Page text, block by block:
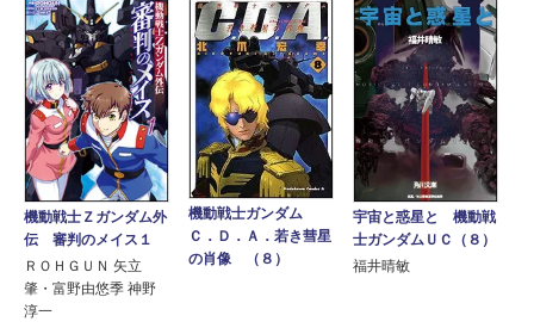
機動戦士Ｚガンダム外
伝 審判のメイス１
ＲＯＨＧＵＮ 矢立
肇・富野由悠季 神野
淳一
機動戦士ガンダム
Ｃ．Ｄ．Ａ．若き彗星
の肖像 （８）
宇宙と惑星と 機動戦
士ガンダムＵＣ（８）
福井晴敏